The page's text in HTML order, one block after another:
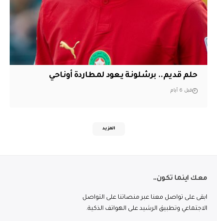
حلم قديم.. برشلونة يعود لمطاردة أوناحي
قبل 6 أيام
المزيد
معك اينما تكون..
ابقى على تواصل معنا عبر منصاتنا على التواصل
الاجتماعي وتطبيق الرشيد على الهواتف الذكية.